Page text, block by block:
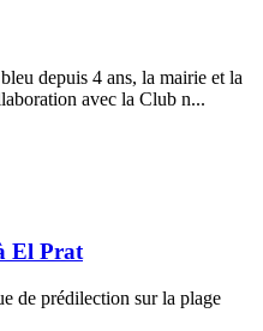
depuis 4 ans, la mairie et la
avec la Club n...
El Prat
de prédilection sur la plage